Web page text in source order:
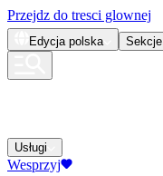
Przejdz do tresci glownej
Edycja polska Sekcje
Usługi
Wesprzyj